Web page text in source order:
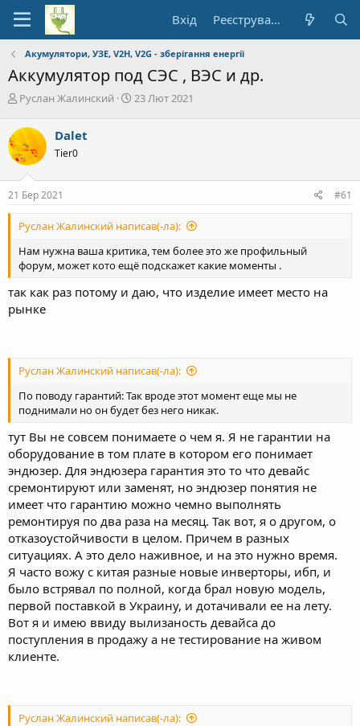
Вхід Реєстрування
Акумулятори, УЗЕ, V2H, V2G - зберігання енергії
Аккумулятор под СЭС , ВЭС и др.
А
т
о
р
т
е
м
Руслан Жалинский
Д
ч
к
23 Лют 2021
Dalet
Tier0
21 Бер 2021 #61
Руслан Жалинский написав(-ла):
Нам нужна ваша критика, тем более это же профильный
форум, может кото ещё подскажет какие моменты .
так как раз потому и даю, что изделие имеет место на
рынке
Руслан Жалинский написав(-ла):
По поводу гарантий: Так вроде этот момент еще мы не
поднимали но он будет без него никак.
тут Вы не совсем понимаете о чем я. Я не гарантии на
оборудование в том плате в котором его понимает
эндюзер. Для эндюзера гарантия это то что девайс
сремонтируют или заменят, но эндюзер понятия не
имеет что гарантию можно чемно выполнять
ремонтируя по два раза на месяц. Так вот, я о другом, о
отказоустойчивости в целом. Причем в разных
ситуациях. А это дело наживное, и на это нужно время.
Я часто вожу с китая разные новые инверторы, ибп, и
было встрявал по полной, когда брал новую модель,
первой поставкой в Украину, и дотачивали ее на лету.
Вот я и имею ввиду вылизаность девайса до
поступления в продажу а не тестирование на живом
клиенте.
Руслан Жалинский написав(-ла):